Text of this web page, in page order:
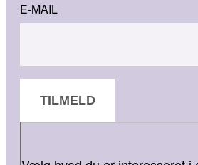
E-MAIL
TILMELD